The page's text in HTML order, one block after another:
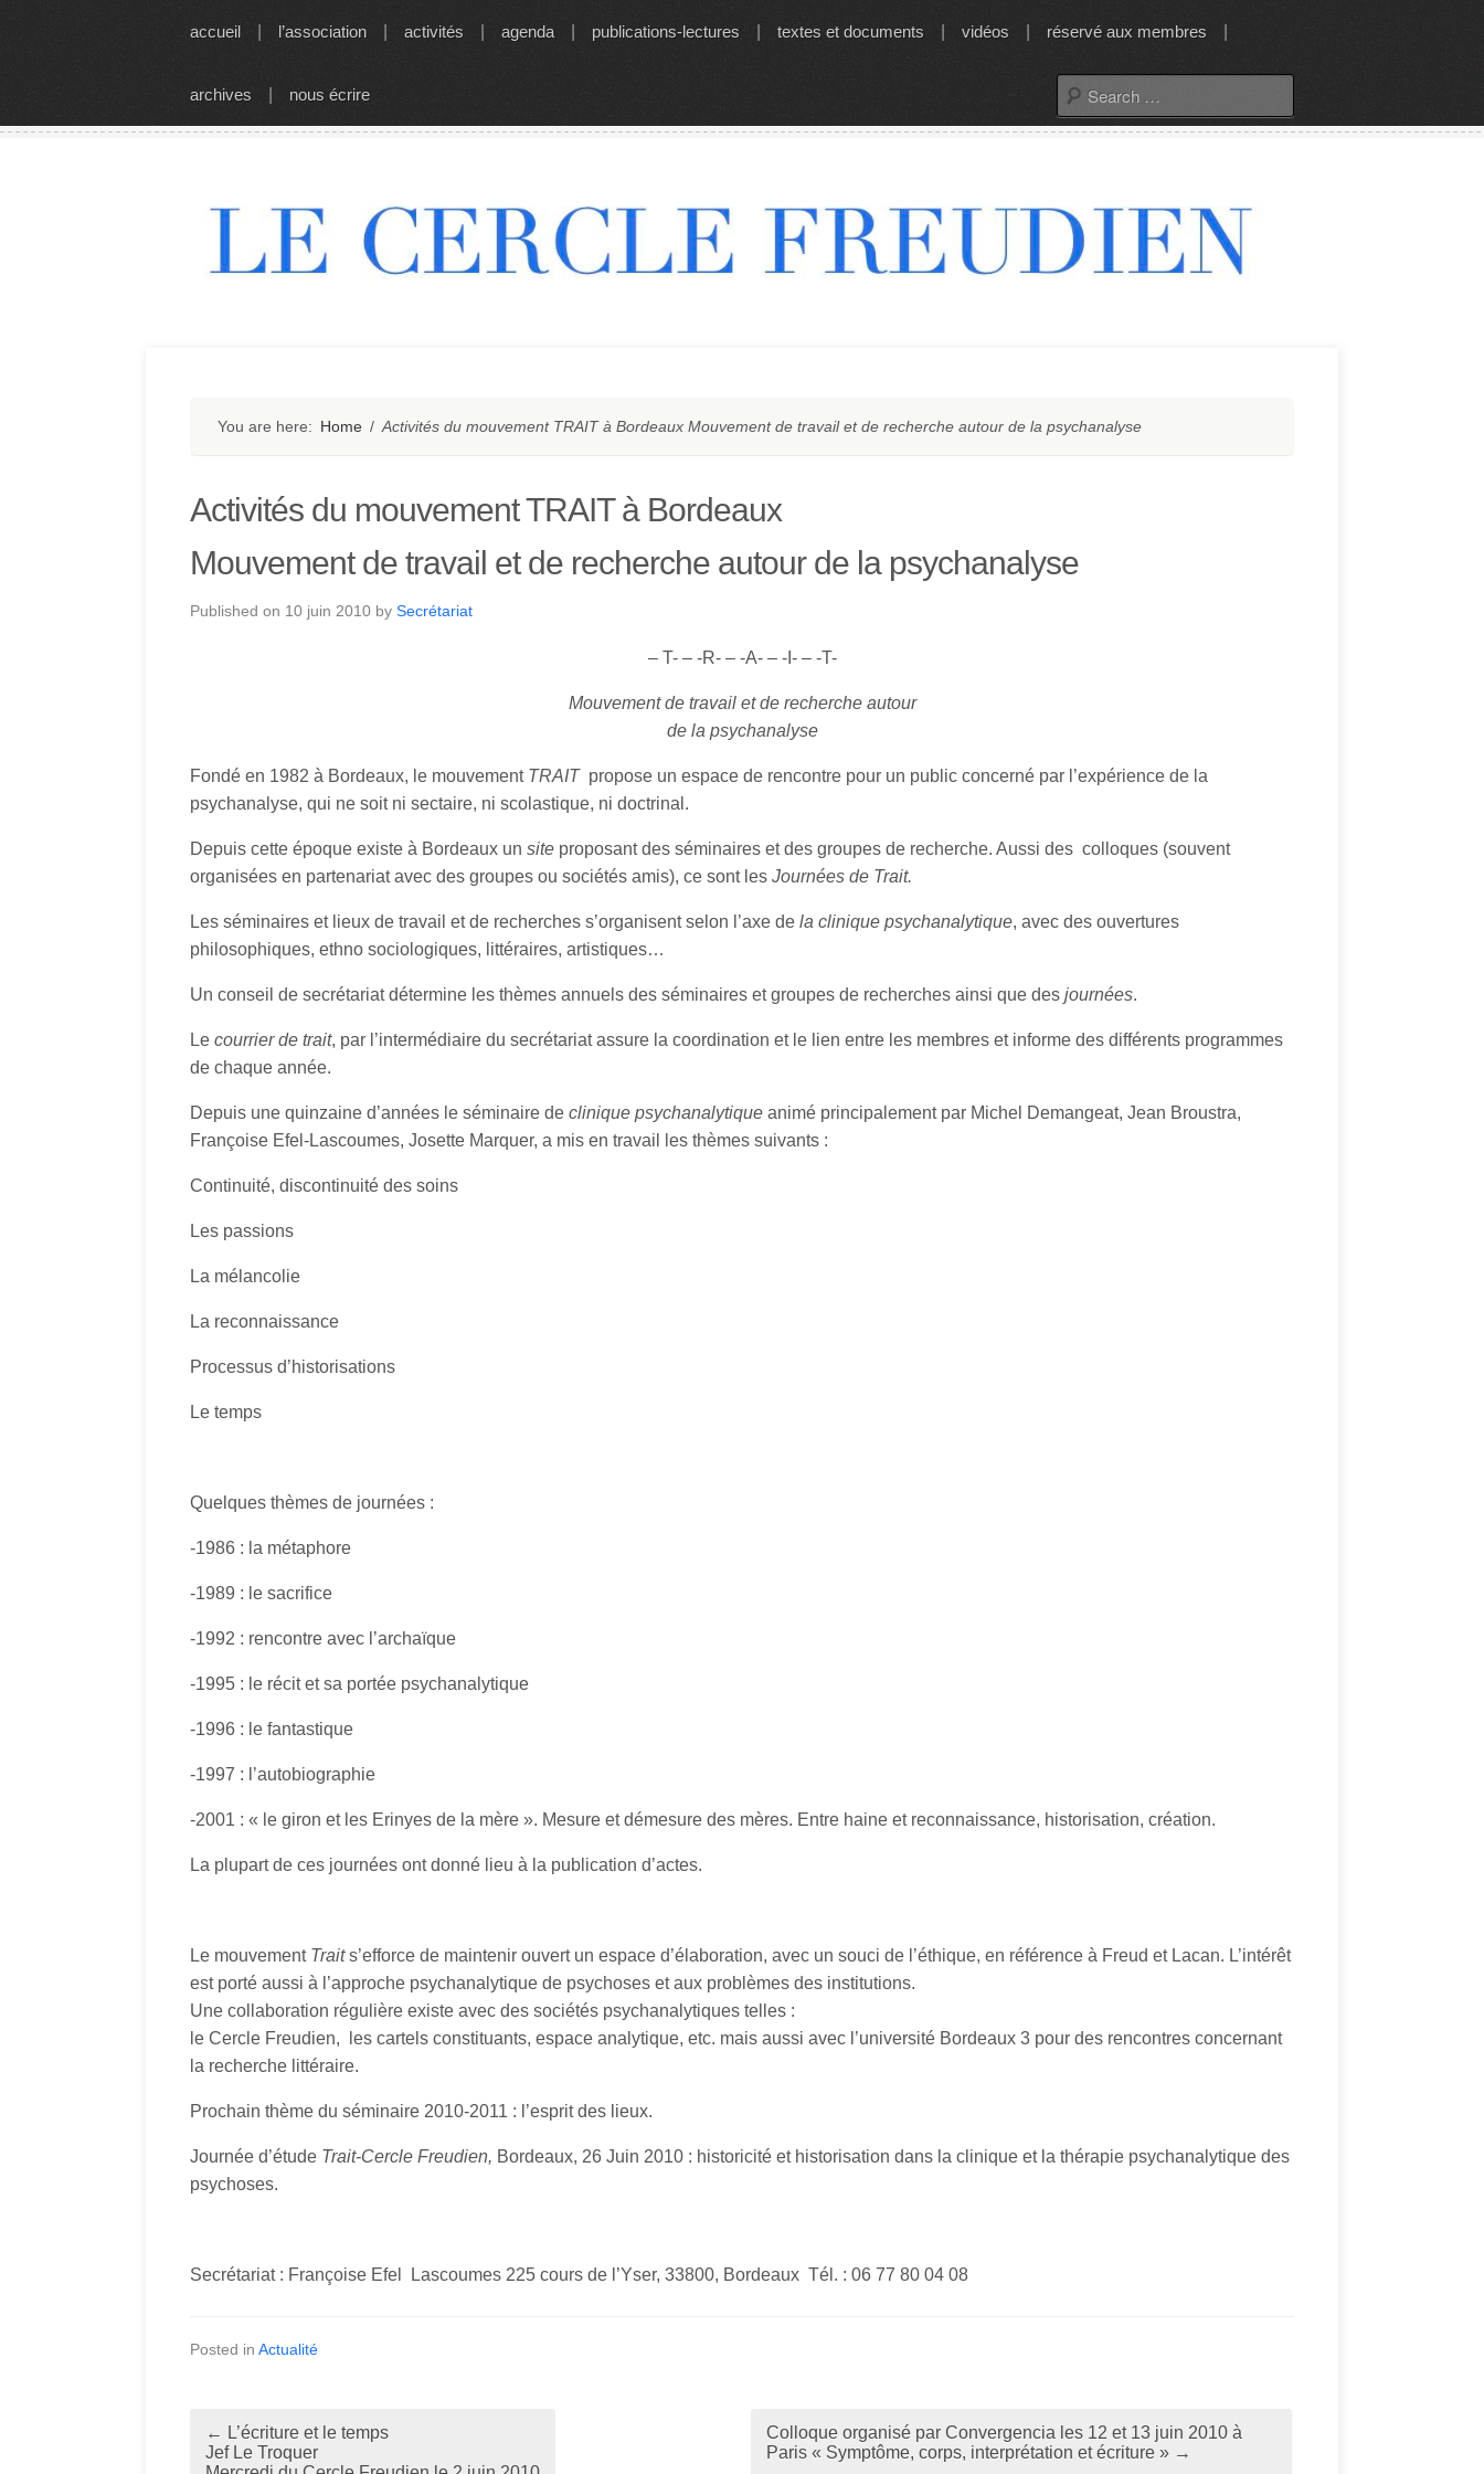
accueil l’association activités agenda publications-lectures textes et documents vidéos réservé aux membres
archives nous écrire
Search
for:
You are here: Home / Activités du mouvement TRAIT à Bordeaux Mouvement de travail et de recherche autour de la psychanalyse
Activités du mouvement TRAIT à Bordeaux
Mouvement de travail et de recherche autour de la psychanalyse
Published on 10 juin 2010 by Secrétariat
– T- – -R- – -A- – -I- – -T-
Mouvement de travail et de recherche autour
de la psychanalyse
Fondé en 1982 à Bordeaux, le mouvement TRAIT propose un espace de rencontre pour un public concerné par l’expérience de la
psychanalyse, qui ne soit ni sectaire, ni scolastique, ni doctrinal.
Depuis cette époque existe à Bordeaux un site proposant des séminaires et des groupes de recherche. Aussi des colloques (souvent
organisées en partenariat avec des groupes ou sociétés amis), ce sont les Journées de Trait.
Les séminaires et lieux de travail et de recherches s’organisent selon l’axe de la clinique psychanalytique, avec des ouvertures
philosophiques, ethno sociologiques, littéraires, artistiques…
Un conseil de secrétariat détermine les thèmes annuels des séminaires et groupes de recherches ainsi que des journées.
Le courrier de trait, par l’intermédiaire du secrétariat assure la coordination et le lien entre les membres et informe des différents programmes
de chaque année.
Depuis une quinzaine d’années le séminaire de clinique psychanalytique animé principalement par Michel Demangeat, Jean Broustra,
Françoise Efel-Lascoumes, Josette Marquer, a mis en travail les thèmes suivants :
Continuité, discontinuité des soins
Les passions
La mélancolie
La reconnaissance
Processus d’historisations
Le temps
Quelques thèmes de journées :
-1986 : la métaphore
-1989 : le sacrifice
-1992 : rencontre avec l’archaïque
-1995 : le récit et sa portée psychanalytique
-1996 : le fantastique
-1997 : l’autobiographie
-2001 : « le giron et les Erinyes de la mère ». Mesure et démesure des mères. Entre haine et reconnaissance, historisation, création.
La plupart de ces journées ont donné lieu à la publication d’actes.
Le mouvement Traits’efforce de maintenir ouvert un espace d’élaboration, avec un souci de l’éthique, en référence à Freud et Lacan. L’intérêt
est porté aussi à l’approche psychanalytique de psychoses et aux problèmes des institutions.
Une collaboration régulière existe avec des sociétés psychanalytiques telles :
le Cercle Freudien, les cartels constituants, espace analytique, etc. mais aussi avec l’université Bordeaux 3 pour des rencontres concernant
la recherche littéraire.
Prochain thème du séminaire 2010-2011 : l’esprit des lieux.
Journée d’étude Trait-Cercle Freudien, Bordeaux, 26 Juin 2010 : historicité et historisation dans la clinique et la thérapie psychanalytique des
psychoses.
Secrétariat : Françoise Efel Lascoumes 225 cours de l’Yser, 33800, Bordeaux Tél. : 06 77 80 04 08
Posted in Actualité
P
← L’écriture et le temps
Jef Le Troquer
Colloque organisé par Convergencia les 12 et 13 juin 2010 à
Paris « Symptôme, corps, interprétation et écriture » →